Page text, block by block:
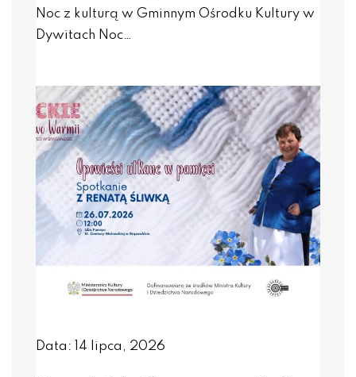
Noc z kulturą w Gminnym Ośrodku Kultury w
Dywitach Noc…
Data: 14 lipca, 2026